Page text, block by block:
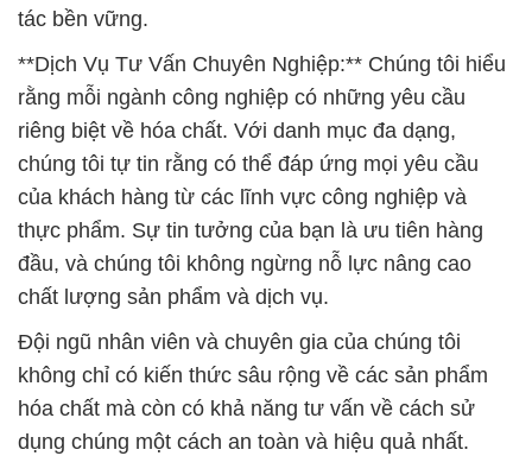
tác bền vững.
**Dịch Vụ Tư Vấn Chuyên Nghiệp:** Chúng tôi hiểu
rằng mỗi ngành công nghiệp có những yêu cầu
riêng biệt về hóa chất. Với danh mục đa dạng,
chúng tôi tự tin rằng có thể đáp ứng mọi yêu cầu
của khách hàng từ các lĩnh vực công nghiệp và
thực phẩm. Sự tin tưởng của bạn là ưu tiên hàng
đầu, và chúng tôi không ngừng nỗ lực nâng cao
chất lượng sản phẩm và dịch vụ.
Đội ngũ nhân viên và chuyên gia của chúng tôi
không chỉ có kiến thức sâu rộng về các sản phẩm
hóa chất mà còn có khả năng tư vấn về cách sử
dụng chúng một cách an toàn và hiệu quả nhất.